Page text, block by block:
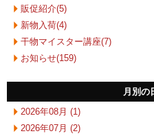
販促紹介(5)
新物入荷(4)
干物マイスター講座(7)
お知らせ(159)
月別の
2026年08月 (1)
2026年07月 (2)